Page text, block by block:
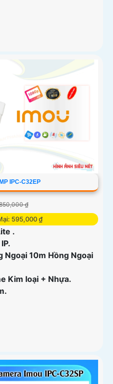
IPC-C32EP
₫
595,000 ₫
.
IP.
Ngoại 10m Hồng Ngoại
Kim loại + Nhựa.